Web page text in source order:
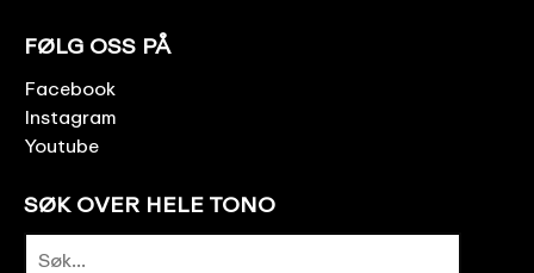
FØLG OSS PÅ
Facebook
Instagram
Youtube
SØK OVER HELE TONO